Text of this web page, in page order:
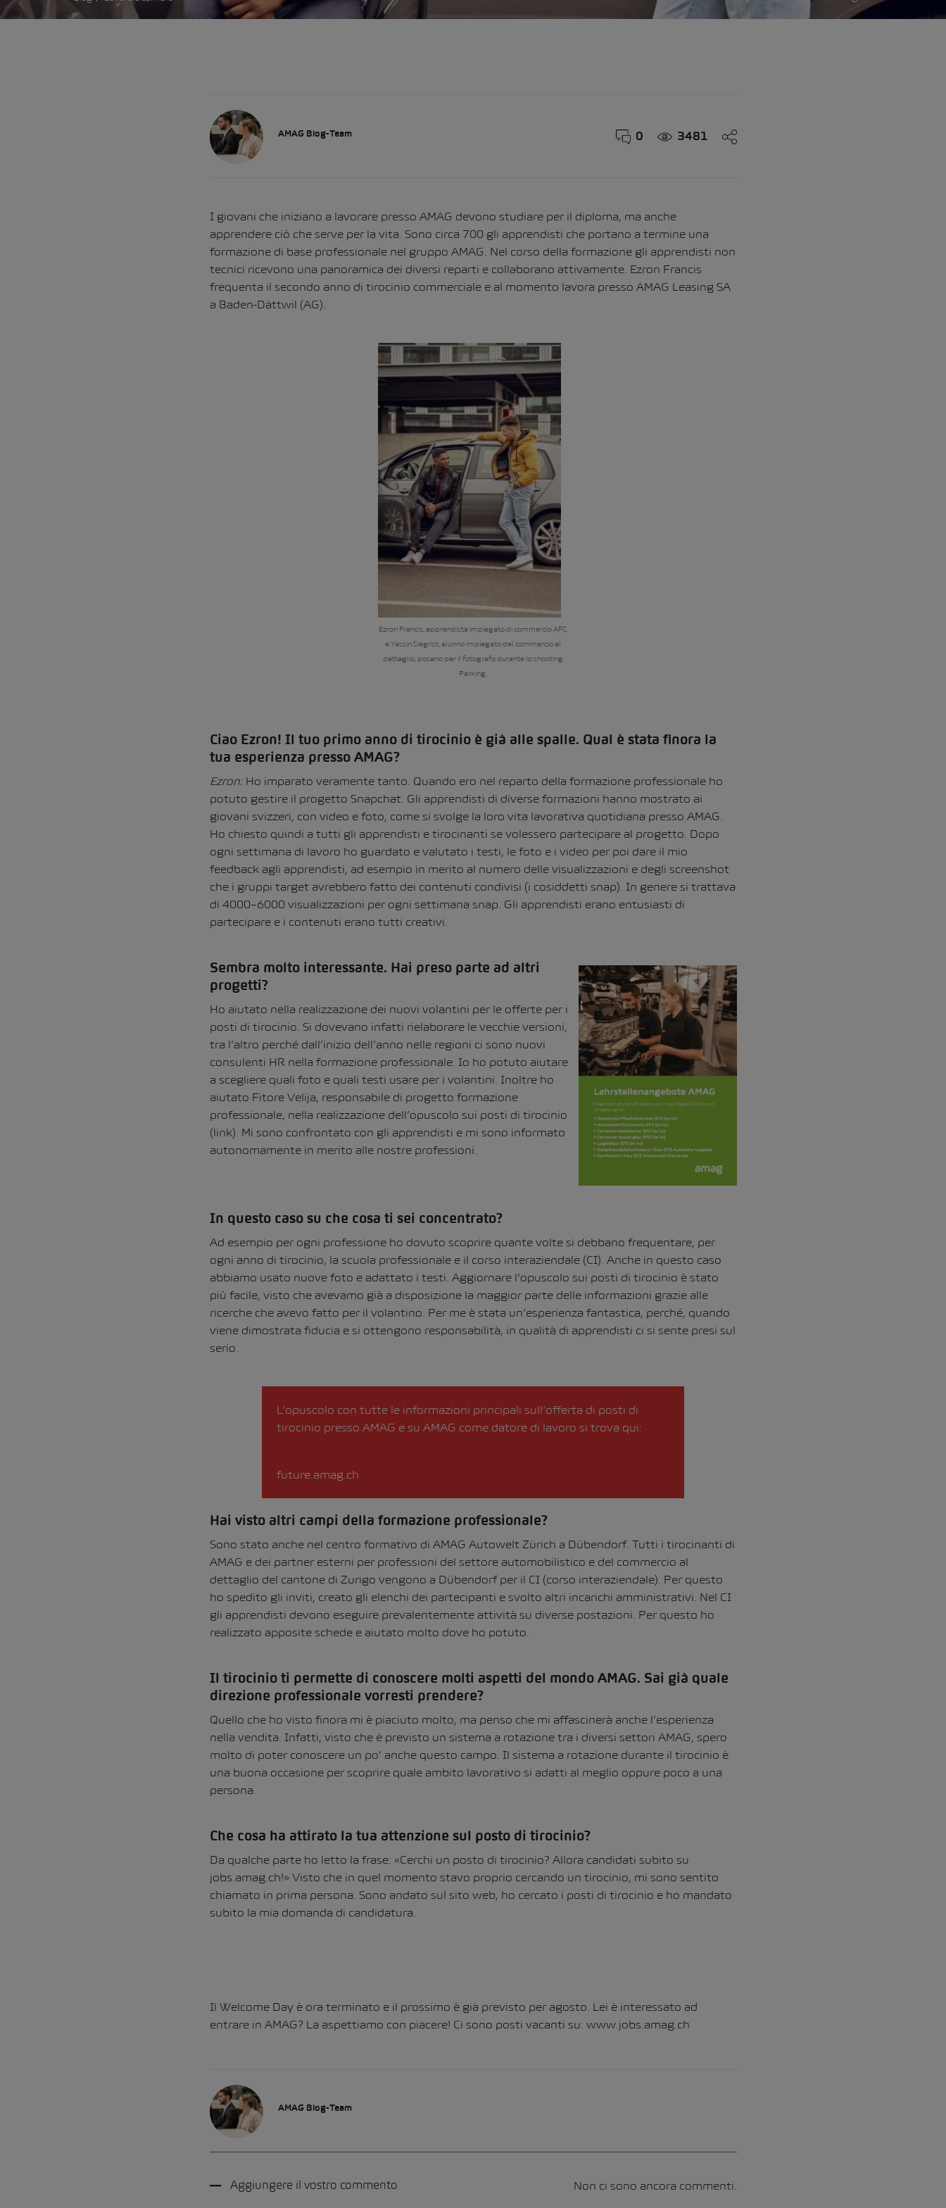
AMAG Blog-Team 0 3481
I giovani che iniziano a lavorare presso AMAG devono studiare per il diploma, ma anche
apprendere ciò che serve per la vita. Sono circa 700 gli apprendisti che portano a termine una
formazione di base professionale nel gruppo AMAG. Nel corso della formazione gli apprendisti non
tecnici ricevono una panoramica dei diversi reparti e collaborano attivamente. Ezron Francis
frequenta il secondo anno di tirocinio commerciale e al momento lavora presso AMAG Leasing SA
a Baden-Dättwil (AG).
Ezron Francis, apprendista impiegato di commercio AFC,
e Yassin Siegrist, alunno impiegato del commercio al
dettaglio, posano per il fotografo durante lo shooting
Parking.
Ciao Ezron! Il tuo primo anno di tirocinio è già alle spalle. Qual è stata finora la
tua esperienza presso AMAG?
Ezron:Ho imparato veramente tanto. Quando ero nel reparto della formazione professionale ho
potuto gestire il progetto Snapchat. Gli apprendisti di diverse formazioni hanno mostrato ai
giovani svizzeri, con video e foto, come si svolge la loro vita lavorativa quotidiana presso AMAG.
Ho chiesto quindi a tutti gli apprendisti e tirocinanti se volessero partecipare al progetto. Dopo
ogni settimana di lavoro ho guardato e valutato i testi, le foto e i video per poi dare il mio
feedback agli apprendisti, ad esempio in merito al numero delle visualizzazioni e degli screenshot
che i gruppi target avrebbero fatto dei contenuti condivisi (i cosiddetti snap). In genere si trattava
di 4000–6000 visualizzazioni per ogni settimana snap. Gli apprendisti erano entusiasti di
partecipare e i contenuti erano tutti creativi.
Sembra molto interessante. Hai preso parte ad altri
progetti?
Ho aiutato nella realizzazione dei nuovi volantini per le offerte per i
posti di tirocinio. Si dovevano infatti rielaborare le vecchie versioni,
tra l’altro perché dall’inizio dell’anno nelle regioni ci sono nuovi
consulenti HR nella formazione professionale. Io ho potuto aiutare
a scegliere quali foto e quali testi usare per i volantini. Inoltre ho
aiutato Fitore Velija, responsabile di progetto formazione
professionale, nella realizzazione dell’opuscolo sui posti di tirocinio
(link). Mi sono confrontato con gli apprendisti e mi sono informato
autonomamente in merito alle nostre professioni.
In questo caso su che cosa ti sei concentrato?
Ad esempio per ogni professione ho dovuto scoprire quante volte si debbano frequentare, per
ogni anno di tirocinio, la scuola professionale e il corso interaziendale (CI). Anche in questo caso
abbiamo usato nuove foto e adattato i testi. Aggiornare l’opuscolo sui posti di tirocinio è stato
più facile, visto che avevamo già a disposizione la maggior parte delle informazioni grazie alle
ricerche che avevo fatto per il volantino. Per me è stata un’esperienza fantastica, perché, quando
viene dimostrata fiducia e si ottengono responsabilità, in qualità di apprendisti ci si sente presi sul
serio.
L’opuscolo con tutte le informazioni principali sull’offerta di posti di
tirocinio presso AMAG e su AMAG come datore di lavoro si trova qui:
future.amag.ch
Hai visto altri campi della formazione professionale?
Sono stato anche nel centro formativo di AMAG Autowelt Zürich a Dübendorf. Tutti i tirocinanti di
AMAG e dei partner esterni per professioni del settore automobilistico e del commercio al
dettaglio del cantone di Zurigo vengono a Dübendorf per il CI (corso interaziendale). Per questo
ho spedito gli inviti, creato gli elenchi dei partecipanti e svolto altri incarichi amministrativi. Nel CI
gli apprendisti devono eseguire prevalentemente attività su diverse postazioni. Per questo ho
realizzato apposite schede e aiutato molto dove ho potuto.
Il tirocinio ti permette di conoscere molti aspetti del mondo AMAG. Sai già quale
direzione professionale vorresti prendere?
Quello che ho visto finora mi è piaciuto molto, ma penso che mi affascinerà anche l’esperienza
nella vendita. Infatti, visto che è previsto un sistema a rotazione tra i diversi settori AMAG, spero
molto di poter conoscere un po’ anche questo campo. Il sistema a rotazione durante il tirocinio è
una buona occasione per scoprire quale ambito lavorativo si adatti al meglio oppure poco a una
persona.
Che cosa ha attirato la tua attenzione sul posto di tirocinio?
Da qualche parte ho letto la frase: «Cerchi un posto di tirocinio? Allora candidati subito su
jobs.amag.ch!» Visto che in quel momento stavo proprio cercando un tirocinio, mi sono sentito
chiamato in prima persona. Sono andato sul sito web, ho cercato i posti di tirocinio e ho mandato
subito la mia domanda di candidatura.
Il Welcome Day è ora terminato e il prossimo è già previsto per agosto. Lei è interessato ad
entrare in AMAG? La aspettiamo con piacere! Ci sono posti vacanti su: www.jobs.amag.ch
AMAG Blog-Team
Aggiungere il vostro commento Non ci sono ancora commenti.